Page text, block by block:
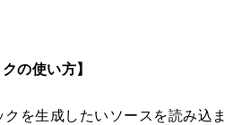
の使い方】
を生成したいソースを読み込ま